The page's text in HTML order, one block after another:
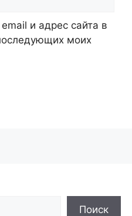
и адрес сайта в
моих
Поиск